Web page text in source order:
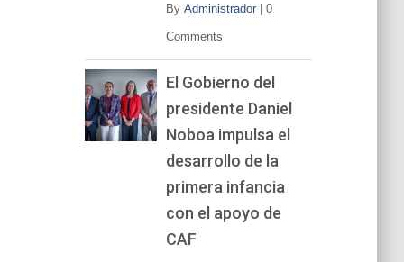
By Administrador| 0
Comments
El Gobierno del
presidente Daniel
Noboa impulsa el
desarrollo de la
primera infancia
con el apoyo de
CAF